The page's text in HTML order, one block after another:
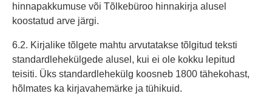
hinnapakkumuse või Tõlkebüroo hinnakirja alusel
koostatud arve järgi.
6.2. Kirjalike tõlgete mahtu arvutatakse tõlgitud teksti
standardlehekülgede alusel, kui ei ole kokku lepitud
teisiti. Üks standardlehekülg koosneb 1800 tähekohast,
hõlmates ka kirjavahemärke ja tühikuid.